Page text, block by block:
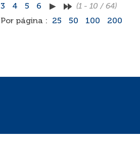
3 4 5 6
(1 - 10 / 64)
Por página :
25 50 100 200